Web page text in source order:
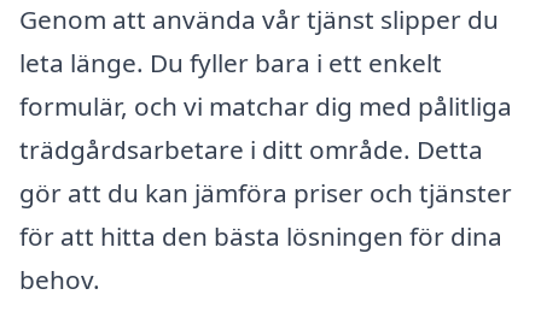
Genom att använda vår tjänst slipper du
leta länge. Du fyller bara i ett enkelt
formulär, och vi matchar dig med pålitliga
trädgårdsarbetare i ditt område. Detta
gör att du kan jämföra priser och tjänster
för att hitta den bästa lösningen för dina
behov.